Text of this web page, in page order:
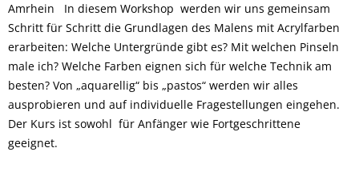
Amrhein In diesem Workshop werden wir uns gemeinsam
Schritt für Schritt die Grundlagen des Malens mit Acrylfarben
erarbeiten: Welche Untergründe gibt es? Mit welchen Pinseln
male ich? Welche Farben eignen sich für welche Technik am
besten? Von „aquarellig“ bis „pastos“ werden wir alles
ausprobieren und auf individuelle Fragestellungen eingehen.
Der Kurs ist sowohl für Anfänger wie Fortgeschrittene
geeignet.